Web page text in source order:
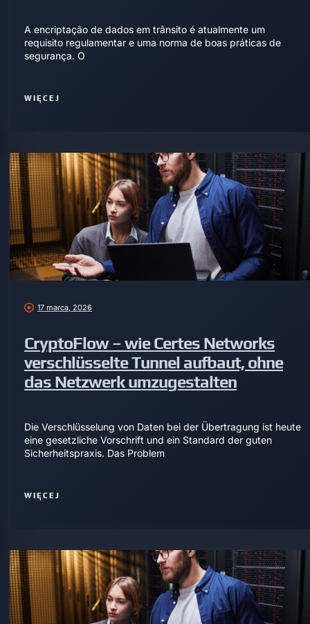
A encriptação de dados em trânsito é atualmente um
requisito regulamentar e uma norma de boas práticas de
segurança. O
WIĘCEJ
17 marca, 2026
CryptoFlow – wie Certes Networks
verschlüsselte Tunnel aufbaut, ohne
das Netzwerk umzugestalten
Die Verschlüsselung von Daten bei der Übertragung ist heute
eine gesetzliche Vorschrift und ein Standard der guten
Sicherheitspraxis. Das Problem
WIĘCEJ